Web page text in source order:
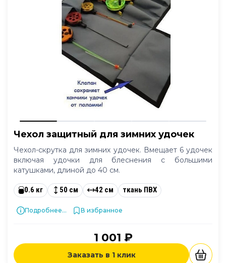
Чехол защитный для зимних удочек
Чехол-скрутка для зимних удочек. Вмещает 6 удочек
включая удочки для блеснения с большими
катушками, длиной до 40 см.
0.6 кг 50 см 42 см ткань ПВХ
Подробнее... В избранное
1 001 ₽
Заказать в 1 клик